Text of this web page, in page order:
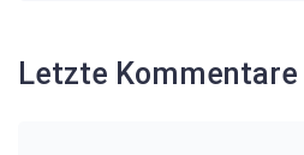
Letzte Kommentare